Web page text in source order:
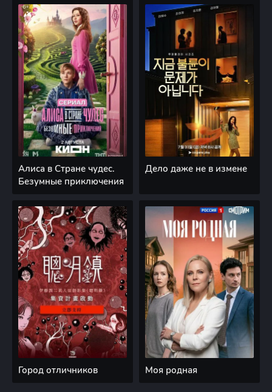
Алиса в Стране чудес.
Безумные приключения
Дело даже не в измене
Город отличников Моя родная